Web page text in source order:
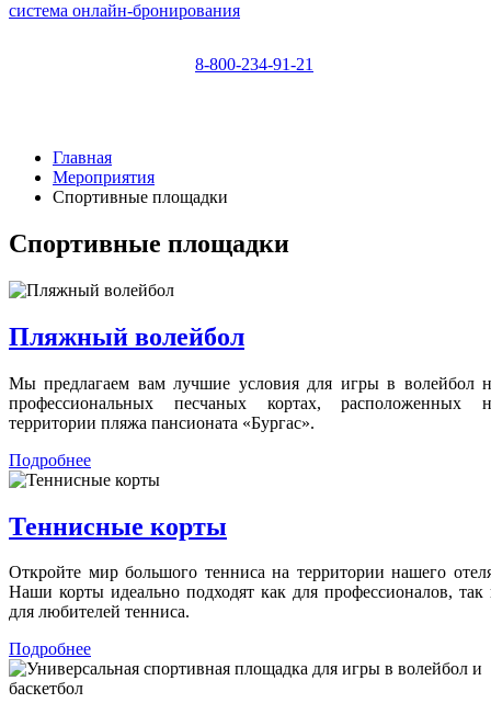
система онлайн-бронирования
8-800-234-91-21
Главная
Мероприятия
Спортивные площадки
Спортивные площадки
Пляжный волейбол
Мы предлагаем вам лучшие условия для игры в волейбол
профессиональных песчаных кортах, расположенных
территории пляжа пансионата «Бургас».
Подробнее
Теннисные корты
Откройте мир большого тенниса на территории нашего
Наши корты идеально подходят как для профессионалов, так
для любителей тенниса.
Подробнее